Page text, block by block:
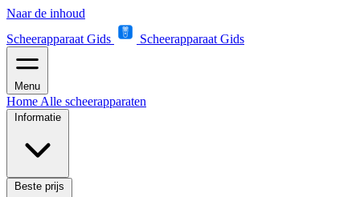
Naar de inhoud
Scheerapparaat Gids
Scheerapparaat Gids
Menu
Home Alle scheerapparaten
Informatie
Beste prijs